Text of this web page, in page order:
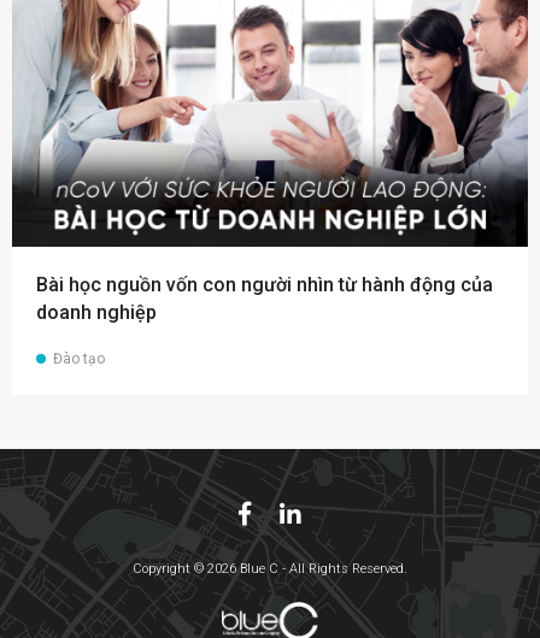
Bài học nguồn vốn con người nhìn từ hành động của
doanh nghiệp
Đào tạo
Copyright © 2026 Blue C - All Rights Reserved.